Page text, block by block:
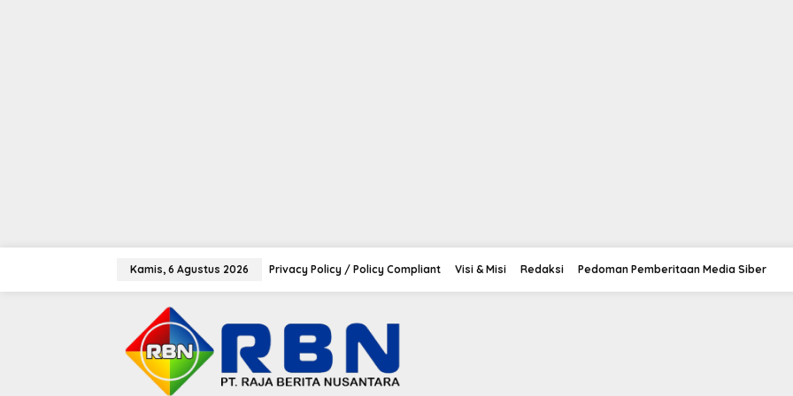
Kamis, 6 Agustus 2026 Privacy Policy / Policy Compliant Visi & Misi Redaksi Pedoman Pemberitaan Media Siber